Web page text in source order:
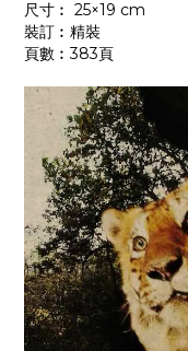
尺寸︰ 25×19 cm
裝訂︰精裝
頁數︰383頁